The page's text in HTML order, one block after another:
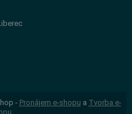
- Pronájem e-shopu a Tvorba e-